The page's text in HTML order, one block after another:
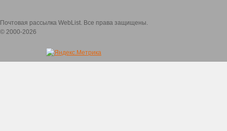
Почтовая рассылка WebList. Все права защищены.
© 2000-2026